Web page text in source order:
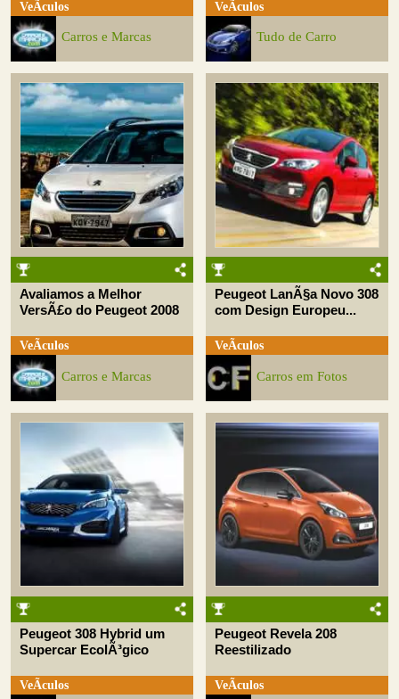
VeÃ­culos
Carros e Marcas
VeÃ­culos
Tudo de Carro
Avaliamos a Melhor
VersÃ£o do Peugeot 2008
VeÃ­culos
Carros e Marcas
Peugeot LanÃ§a Novo 308
com Design Europeu...
VeÃ­culos
Carros em Fotos
Peugeot 308 Hybrid um
Supercar EcolÃ³gico
VeÃ­culos
Peugeot Revela 208
Reestilizado
VeÃ­culos